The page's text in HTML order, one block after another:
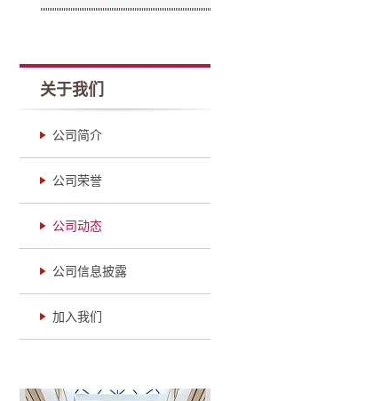
关于我们
公司简介
公司荣誉
公司动态
公司信息披露
加入我们